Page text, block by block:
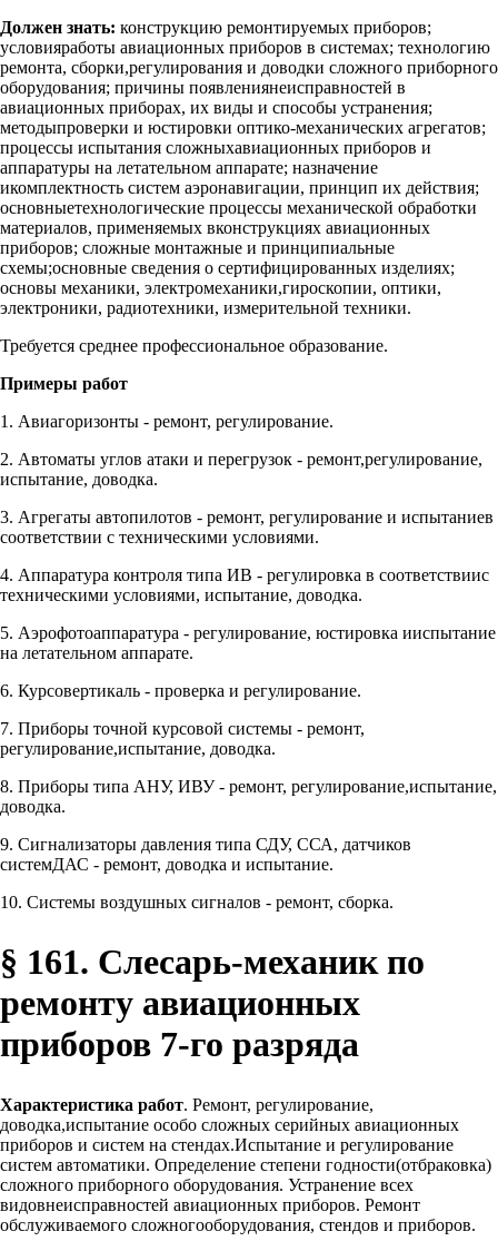
Должен знать: конструкцию ремонтируемых приборов;
условияработы авиационных приборов в системах; технологию
ремонта, сборки,регулирования и доводки сложного приборного
оборудования; причины появлениянеисправностей в
авиационных приборах, их виды и способы устранения;
методыпроверки и юстировки оптико-механических агрегатов;
процессы испытания сложныхавиационных приборов и
аппаратуры на летательном аппарате; назначение
икомплектность систем аэронавигации, принцип их действия;
основныетехнологические процессы механической обработки
материалов, применяемых вконструкциях авиационных
приборов; сложные монтажные и принципиальные
схемы;основные сведения о сертифицированных изделиях;
основы механики, электромеханики,гироскопии, оптики,
электроники, радиотехники, измерительной техники.
Требуется среднее профессиональное образование.
Примеры работ
1. Авиагоризонты - ремонт, регулирование.
2. Автоматы углов атаки и перегрузок - ремонт,регулирование,
испытание, доводка.
3. Агрегаты автопилотов - ремонт, регулирование и испытаниев
соответствии с техническими условиями.
4. Аппаратура контроля типа ИВ - регулировка в соответствиис
техническими условиями, испытание, доводка.
5. Аэрофотоаппаратура - регулирование, юстировка ииспытание
на летательном аппарате.
6. Курсовертикаль - проверка и регулирование.
7. Приборы точной курсовой системы - ремонт,
регулирование,испытание, доводка.
8. Приборы типа АНУ, ИВУ - ремонт, регулирование,испытание,
доводка.
9. Сигнализаторы давления типа СДУ, ССА, датчиков
системДАС - ремонт, доводка и испытание.
10. Системы воздушных сигналов - ремонт, сборка.
§ 161. Слесарь-механик по
ремонту авиационных
приборов 7-го разряда
Характеристика работ. Ремонт, регулирование,
доводка,испытание особо сложных серийных авиационных
приборов и систем на стендах.Испытание и регулирование
систем автоматики. Определение степени годности(отбраковка)
сложного приборного оборудования. Устранение всех
видовнеисправностей авиационных приборов. Ремонт
обслуживаемого сложногооборудования, стендов и приборов.